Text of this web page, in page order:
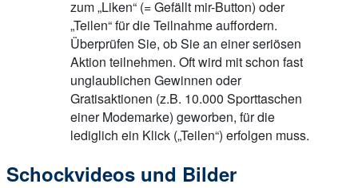
zum „Liken“ (= Gefällt mir-Button) oder
„Teilen“ für die Teilnahme auffordern.
Überprüfen Sie, ob Sie an einer seriösen
Aktion teilnehmen. Oft wird mit schon fast
unglaublichen Gewinnen oder
Gratisaktionen (z.B. 10.000 Sporttaschen
einer Modemarke) geworben, für die
lediglich ein Klick („Teilen“) erfolgen muss.
Schockvideos und Bilder